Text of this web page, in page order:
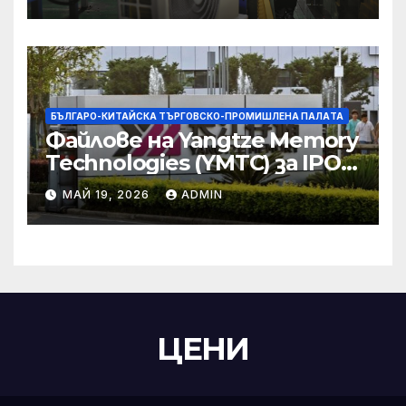
министерство
БЪЛГАРО-КИТАЙСКА ТЪРГОВСКО-ПРОМИШЛЕНА ПАЛAТА
Файлове на Yangtze Memory
Technologies (YMTC) за IPO
на STAR Market
МАЙ 19, 2026 ADMIN
ЦЕНИ